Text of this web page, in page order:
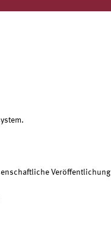
Veröffentlichung